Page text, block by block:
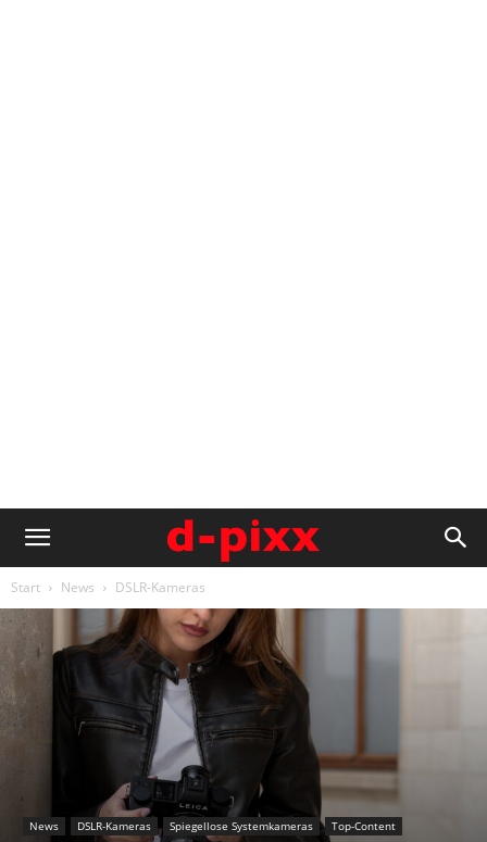
Start News DSLR-Kameras
News DSLR-Kameras Spiegellose Systemkameras Top-Content